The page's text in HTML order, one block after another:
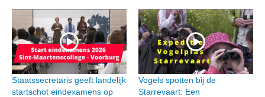
Staatssecretaris geeft landelijk
startschot eindexamens op
Vogels spotten bij de
Starrevaart: Een